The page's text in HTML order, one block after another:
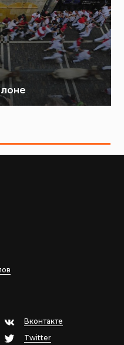
Вконтакте
Twitter